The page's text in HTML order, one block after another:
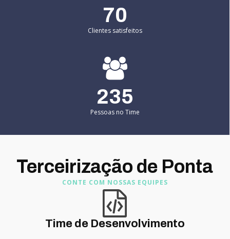
70
Clientes satisfeitos
235
Pessoas no Time
Terceirização de Ponta
CONTE COM NOSSAS EQUIPES
Time de Desenvolvimento